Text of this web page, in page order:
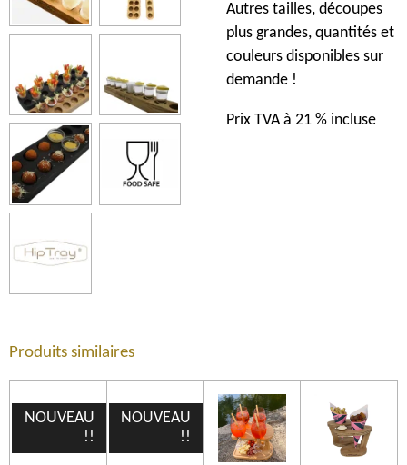
Autres tailles, découpes
plus grandes, quantités et
couleurs disponibles sur
demande !
Prix TVA à 21 % incluse
Produits similaires
NOUVEAU
!!
NOUVEAU
!!